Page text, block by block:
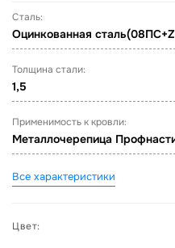
Сталь:
Оцинкованная
Толщина стали:
1,5
Применимость к кровли:
Металлочерепица
Все характеристики
Цвет: